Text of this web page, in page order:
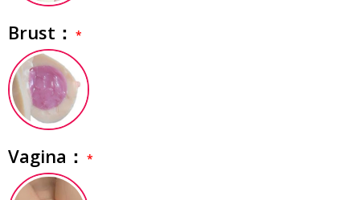
Brust：
Vagina：